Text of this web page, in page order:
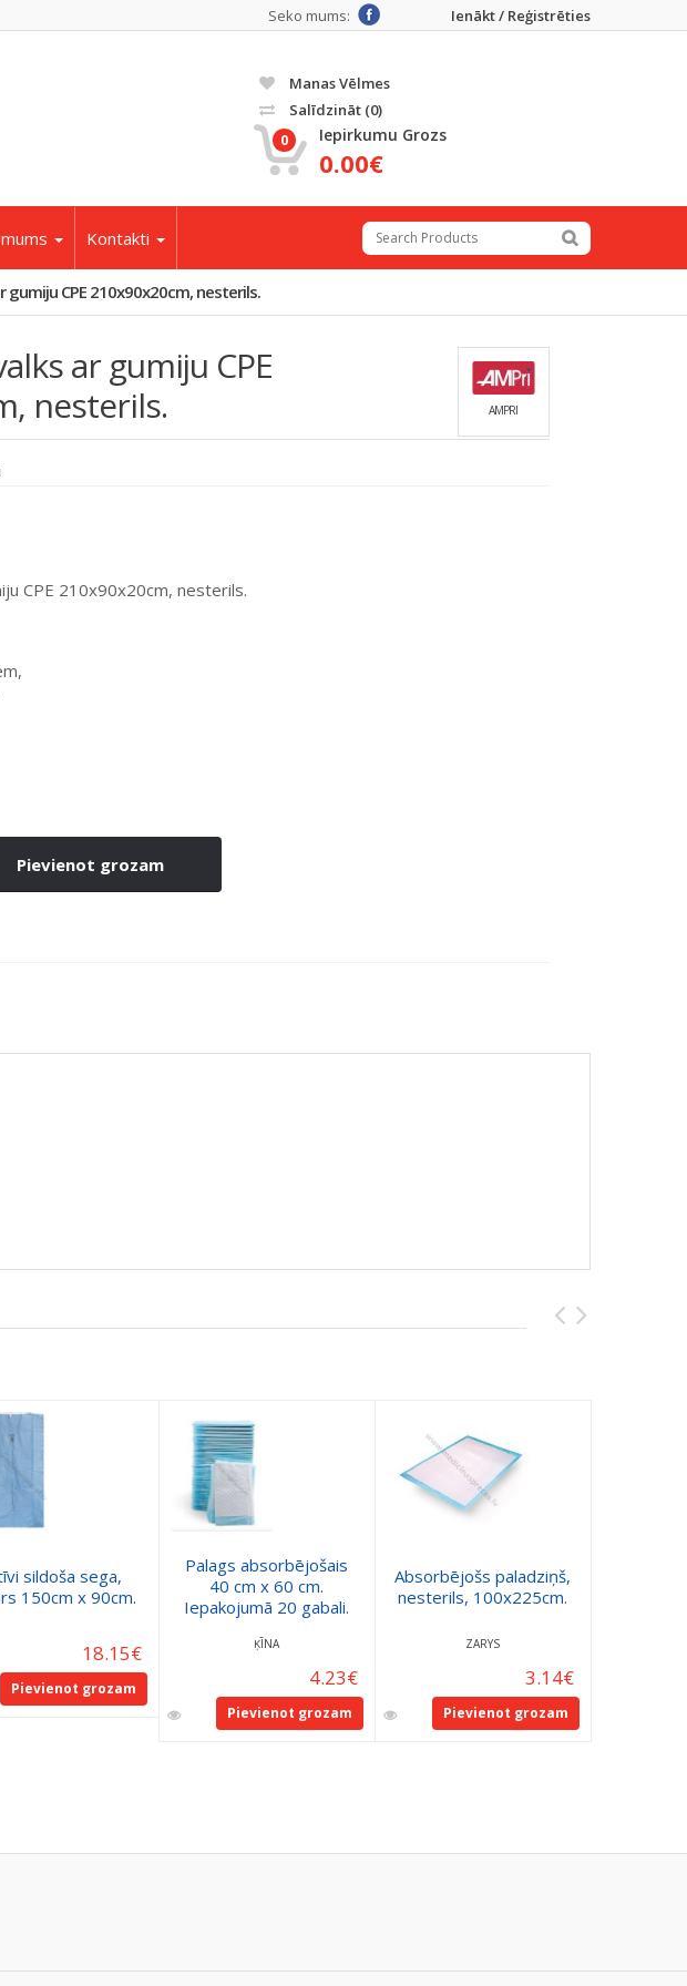
Ienākt / Reģistrēties
Seko mums:
Manas Vēlmes
Salīdzināt (0)
0 Iepirkumu Grozs
0.00€
Kontakti
gumiju CPE 210x90x20cm, nesterils.
ar gumiju CPE
nesterils.
AMPRI
CPE 210x90x20cm, nesterils.
Pievienot grozam
sildoša sega,
150cm x 90cm.
18.15€
Pievienot grozam
Palags absorbējošais
40 cm x 60 cm.
Iepakojumā 20 gabali.
ĶĪNA
4.23€
Pievienot grozam
Absorbējošs paladziņš,
nesterils, 100x225cm.
ZARYS
3.14€
Pievienot grozam